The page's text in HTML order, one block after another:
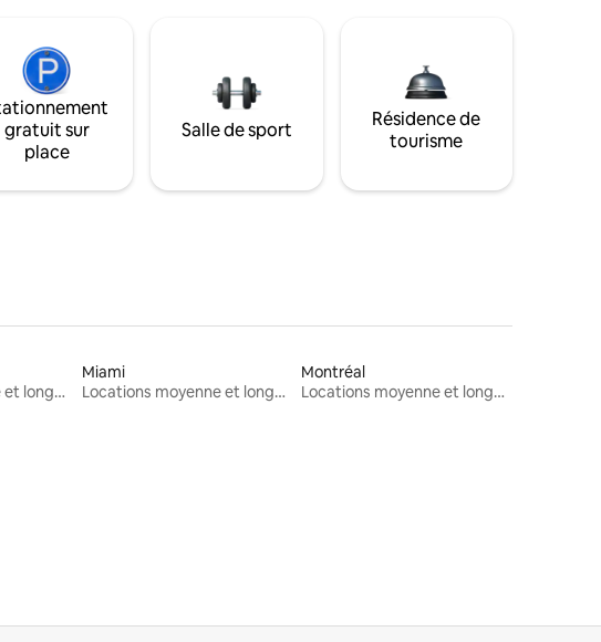
gratuit sur
place
Salle de sport
Résidence de
tourisme
Locations moyenne et longue durée
Miami
Locations moyenne et longue durée
Montréal
Locations moyenne et longue durée